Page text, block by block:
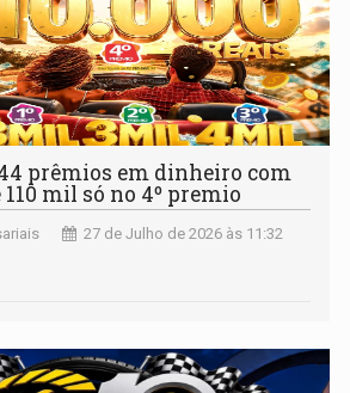
44 prêmios em dinheiro com
mil só no 4º premio
27 de Julho de 2026 às 11:32